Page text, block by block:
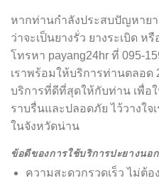
หากท่านกำลังประสบปัญหาย
ว่าจะเป็นยางรั่ว ยางระเบิด ห
โทรหา payang24hr ที่ 095-
เราพร้อมให้บริการท่านตลอด
บริการที่ดีที่สุดให้กับท่าน เพื่อ
ราบรื่นและปลอดภัย ไว้วางใจ
ในจังหวัดน่าน
ข้อดีของการใช้บริการปะยางนอ
ความสะดวกรวดเร็ว ไม่ต้อ